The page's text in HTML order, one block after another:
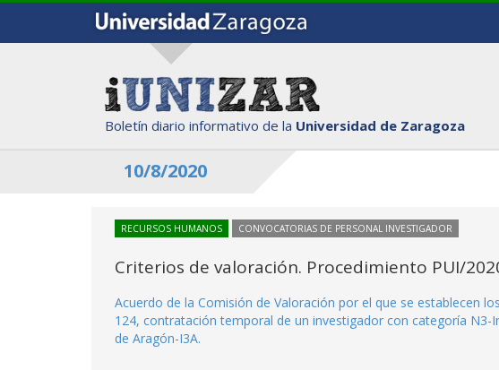
Boletín diario informativo de la Universidad de Zaragoza
10/8/2020
RECURSOS HUMANOS CONVOCATORIAS DE PERSONAL INVESTIGADOR
Criterios de valoración. Procedimiento PUI/
Acuerdo de la Comisión de Valoración por el que se establecen
124, contratación temporal de un investigador con categoría
de Aragón-I3A.